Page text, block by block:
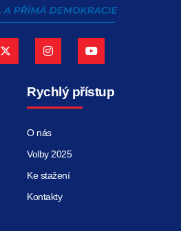
Rychlý přístup
O nás
Volby 2025
Ke stažení
Kontakty